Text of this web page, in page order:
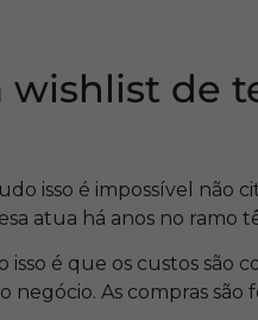
wishlist de
isso é impossível não
atua há anos no ramo
é que os custos são
As compras são